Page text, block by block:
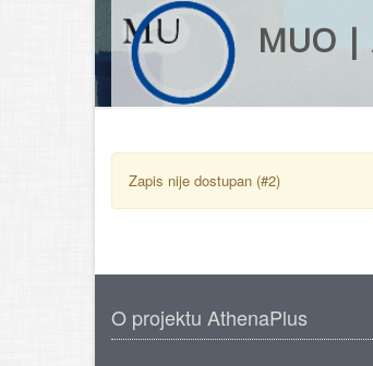
MUO |
Zapis nije dostupan (#2)
O projektu AthenaPlus